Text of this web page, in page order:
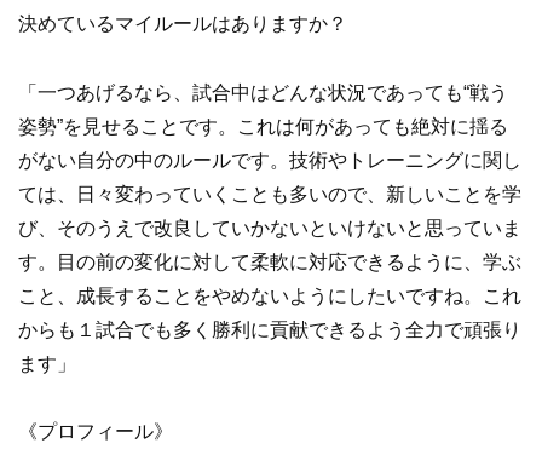
決めているマイルールはありますか？
「一つあげるなら、試合中はどんな状況であっても“戦う
姿勢”を見せることです。これは何があっても絶対に揺る
がない自分の中のルールです。技術やトレーニングに関し
ては、日々変わっていくことも多いので、新しいことを学
び、そのうえで改良していかないといけないと思っていま
す。目の前の変化に対して柔軟に対応できるように、学ぶ
こと、成長することをやめないようにしたいですね。これ
からも１試合でも多く勝利に貢献できるよう全力で頑張り
ます」
《プロフィール》